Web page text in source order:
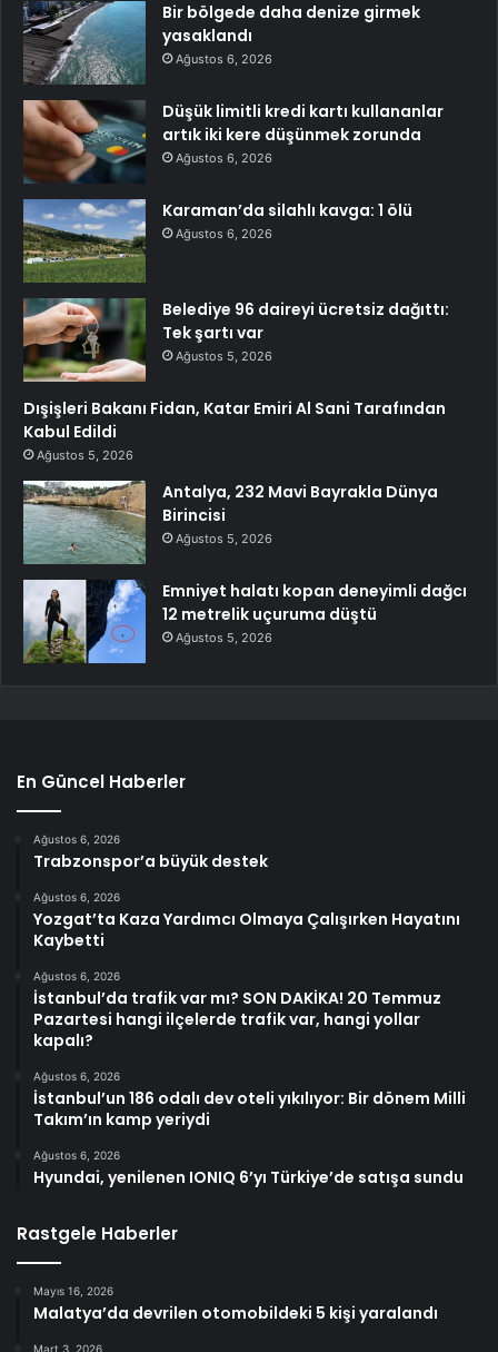
Bir bölgede daha denize girmek
yasaklandı
Ağustos 6, 2026
Düşük limitli kredi kartı kullananlar
artık iki kere düşünmek zorunda
Ağustos 6, 2026
Karaman’da silahlı kavga: 1 ölü
Ağustos 6, 2026
Belediye 96 daireyi ücretsiz dağıttı:
Tek şartı var
Ağustos 5, 2026
Dışişleri Bakanı Fidan, Katar Emiri Al Sani Tarafından
Kabul Edildi
Ağustos 5, 2026
Antalya, 232 Mavi Bayrakla Dünya
Birincisi
Ağustos 5, 2026
Emniyet halatı kopan deneyimli dağcı
12 metrelik uçuruma düştü
Ağustos 5, 2026
En Güncel Haberler
Ağustos 6, 2026
Trabzonspor’a büyük destek
Ağustos 6, 2026
Yozgat’ta Kaza Yardımcı Olmaya Çalışırken Hayatını
Kaybetti
Ağustos 6, 2026
İstanbul’da trafik var mı? SON DAKİKA! 20 Temmuz
Pazartesi hangi ilçelerde trafik var, hangi yollar
kapalı?
Ağustos 6, 2026
İstanbul’un 186 odalı dev oteli yıkılıyor: Bir dönem Milli
Takım’ın kamp yeriydi
Ağustos 6, 2026
Hyundai, yenilenen IONIQ 6’yı Türkiye’de satışa sundu
Rastgele Haberler
Mayıs 16, 2026
Malatya’da devrilen otomobildeki 5 kişi yaralandı
Mart 3, 2026